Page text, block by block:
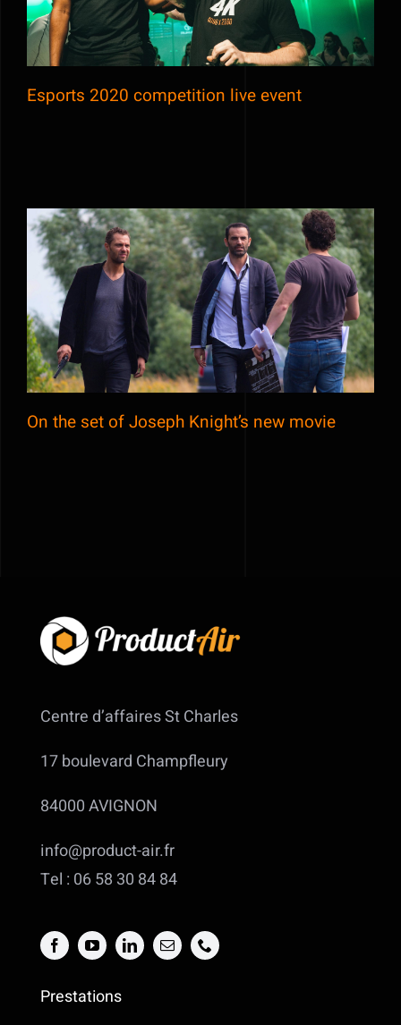
Esports 2020 competition live event
On the set of Joseph Knight’s new movie
On the set of Joseph Knight’s new movie
Centre d’affaires St Charles
17 boulevard Champfleury
84000 AVIGNON
info@product-air.fr
Tel : 06 58 30 84 84
Prestations